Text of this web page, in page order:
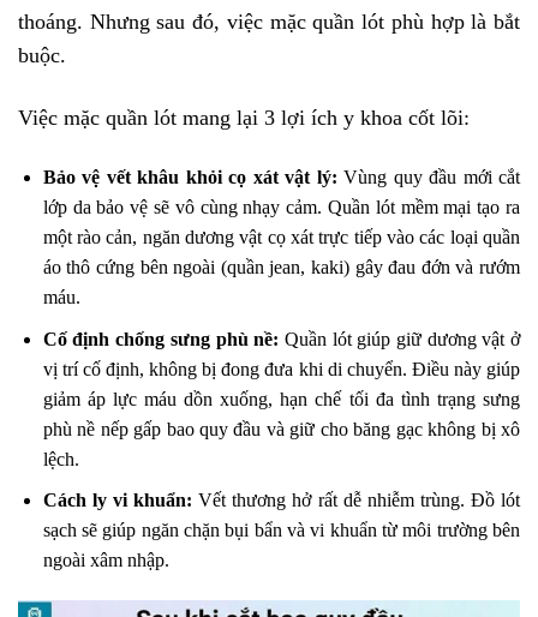
thoáng. Nhưng sau đó, việc mặc quần lót phù hợp là bắt
buộc.
Việc mặc quần lót mang lại 3 lợi ích y khoa cốt lõi:
Bảo vệ vết khâu khỏi cọ xát vật lý: Vùng quy đầu mới cắt
lớp da bảo vệ sẽ vô cùng nhạy cảm. Quần lót mềm mại tạo ra
một rào cản, ngăn dương vật cọ xát trực tiếp vào các loại quần
áo thô cứng bên ngoài (quần jean, kaki) gây đau đớn và rướm
máu.
Cố định chống sưng phù nề: Quần lót giúp giữ dương vật ở
vị trí cố định, không bị đong đưa khi di chuyển. Điều này giúp
giảm áp lực máu dồn xuống, hạn chế tối đa tình trạng sưng
phù nề nếp gấp bao quy đầu và giữ cho băng gạc không bị xô
lệch.
Cách ly vi khuẩn: Vết thương hở rất dễ nhiễm trùng. Đồ lót
sạch sẽ giúp ngăn chặn bụi bẩn và vi khuẩn từ môi trường bên
ngoài xâm nhập.